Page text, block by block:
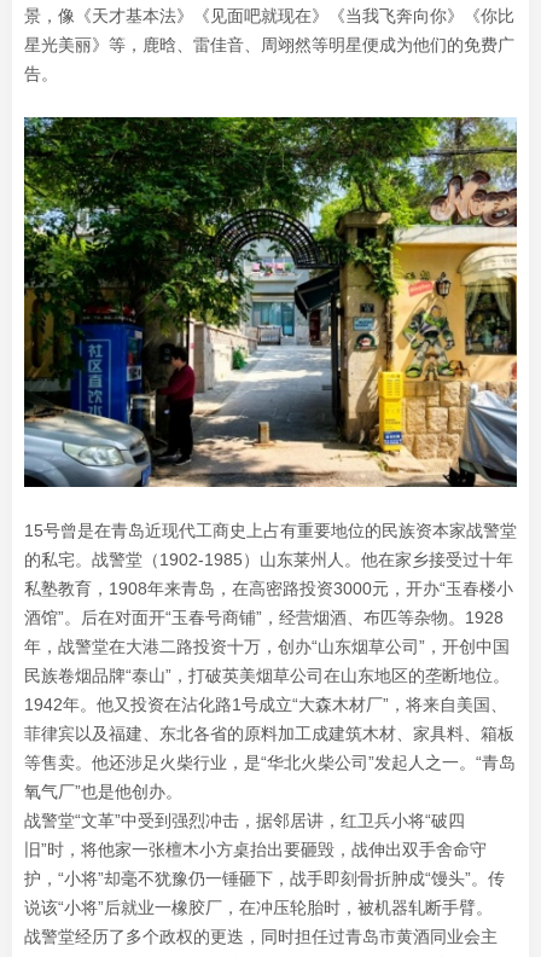
景，像《天才基本法》《见面吧就现在》《当我飞奔向你》《你比
星光美丽》等，鹿晗、雷佳音、周翊然等明星便成为他们的免费广
告。
15号曾是在青岛近现代工商史上占有重要地位的民族资本家战警堂
的私宅。战警堂（1902-1985）山东莱州人。他在家乡接受过十年
私塾教育，1908年来青岛，在高密路投资3000元，开办“玉春楼小
酒馆”。后在对面开“玉春号商铺”，经营烟酒、布匹等杂物。1928
年，战警堂在大港二路投资十万，创办“山东烟草公司”，开创中国
民族卷烟品牌“泰山”，打破英美烟草公司在山东地区的垄断地位。
1942年。他又投资在沾化路1号成立“大森木材厂”，将来自美国、
菲律宾以及福建、东北各省的原料加工成建筑木材、家具料、箱板
等售卖。他还涉足火柴行业，是“华北火柴公司”发起人之一。“青岛
氧气厂”也是他创办。
战警堂“文革”中受到强烈冲击，据邻居讲，红卫兵小将“破四
旧”时，将他家一张檀木小方桌抬出要砸毁，战伸出双手舍命守
护，“小将”却毫不犹豫仍一锤砸下，战手即刻骨折肿成“馒头”。传
说该“小将”后就业一橡胶厂，在冲压轮胎时，被机器轧断手臂。
战警堂经历了多个政权的更迭，同时担任过青岛市黄酒同业会主